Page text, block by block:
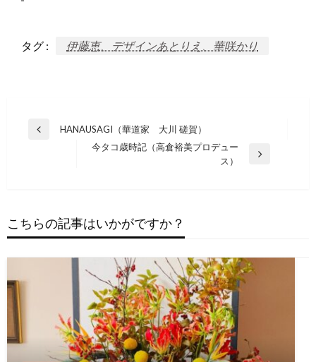
タグ : 伊藤恵、デザインあとりえ、華咲かり
投
ー
HANAUSAGI（華道家 大川 磋賀）
今タコ歳時記（高倉裕美プロデュー
ス）
こちらの記事はいかがですか？